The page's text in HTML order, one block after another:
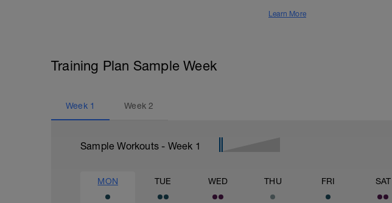
Learn More
Training Plan Sample Week
Week 1 Week2
Sample Workouts - Week 1
MON TUE WED THU FRI SAT